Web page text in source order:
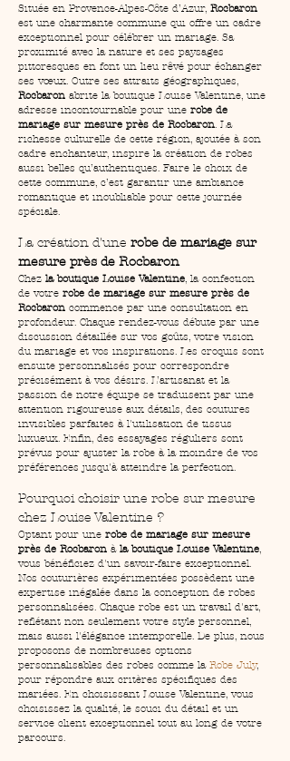
Située en Provence-Alpes-Côte d’Azur, Rocbaron
est une charmante commune qui offre un cadre
exceptionnel pour célébrer un mariage. Sa
proximité avec la nature et ses paysages
pittoresques en font un lieu rêvé pour échanger
ses vœux. Outre ses attraits géographiques,
Rocbaron abrite la boutique Louise Valentine, une
adresse incontournable pour une robe de
mariage sur mesure près de Rocbaron. La
richesse culturelle de cette région, ajoutée à son
cadre enchanteur, inspire la création de robes
aussi belles qu’authentiques. Faire le choix de
cette commune, c’est garantir une ambiance
romantique et inoubliable pour cette journée
spéciale.
La création d'une robe de mariage sur
mesure près de Rocbaron
Chez la boutique Louise Valentine, la confection
de votre robe de mariage sur mesure près de
Rocbaron commence par une consultation en
profondeur. Chaque rendez-vous débute par une
discussion détaillée sur vos goûts, votre vision
du mariage et vos inspirations. Les croquis sont
ensuite personnalisés pour correspondre
précisément à vos désirs. L’artisanat et la
passion de notre équipe se traduisent par une
attention rigoureuse aux détails, des coutures
invisibles parfaites à l'utilisation de tissus
luxueux. Enfin, des essayages réguliers sont
prévus pour ajuster la robe à la moindre de vos
préférences jusqu'à atteindre la perfection.
Pourquoi choisir une robe sur mesure
chez Louise Valentine ?
Optant pour une robe de mariage sur mesure
près de Rocbaron à la boutique Louise Valentine,
vous bénéficiez d'un savoir-faire exceptionnel.
Nos couturières expérimentées possèdent une
expertise inégalée dans la conception de robes
personnalisées. Chaque robe est un travail d'art,
reflétant non seulement votre style personnel,
mais aussi l'élégance intemporelle. De plus, nous
proposons de nombreuses options
personnalisables des robes comme la Robe July,
pour répondre aux critères spécifiques des
mariées. En choisissant Louise Valentine, vous
choisissez la qualité, le souci du détail et un
service client exceptionnel tout au long de votre
parcours.